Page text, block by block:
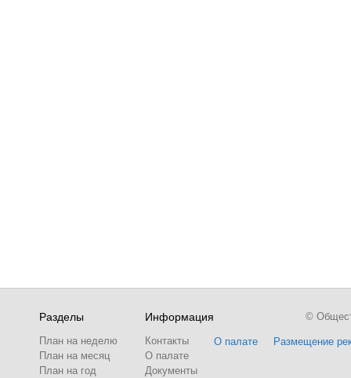
Разделы
План на неделю
План на месяц
План на год
Информация
Контакты
О палате
Документы
О палате Размещение
©